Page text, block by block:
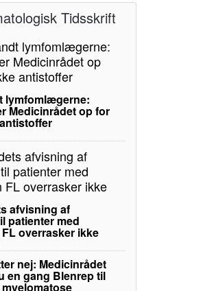
Tidsskrift
lymfomlægerne:
Medicinrådet op for
afvisning af
patienter med
overrasker ikke
nej: Medicinrådet
en gang Blenrep til